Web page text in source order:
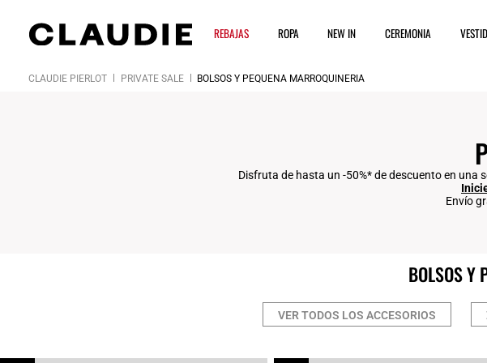
REBAJAS ROPA NEW IN CEREMONIA
CLAUDIE PIERLOT PRIVATE SALE BOLSOS Y PEQUEÑA MARROQUINERÍA
Disfruta de hasta un -50%* de descuento en una
Envío
BOLSOS Y
VER TODOS LOS ACCESORIOS